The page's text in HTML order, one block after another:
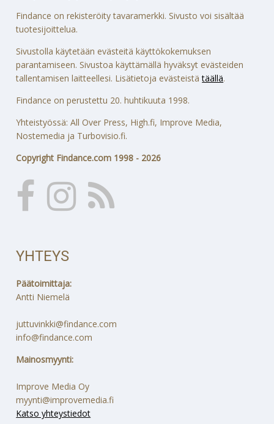
Findance on rekisteröity tavaramerkki. Sivusto voi sisältää
tuotesijoittelua.
Sivustolla käytetään evästeitä käyttökokemuksen
parantamiseen. Sivustoa käyttämällä hyväksyt evästeiden
tallentamisen laitteellesi. Lisätietoja evästeistätäällä.
Findance on perustettu 20. huhtikuuta 1998.
Yhteistyössä: All Over Press, High.fi, Improve Media,
Nostemedia ja Turbovisio.fi.
Copyright Findance.com 1998 - 2026
YHTEYS
Päätoimittaja:
Antti Niemelä
juttuvinkki@findance.com
info@findance.com
Mainosmyynti:
Improve Media Oy
myynti@improvemedia.fi
Katso yhteystiedot